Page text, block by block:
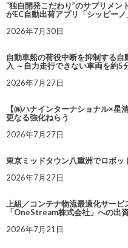
“独自開発こだわり”のサプリメン
がEC自動出荷アプリ「シッピー
2026年7月30日
自動車船の荷役中断を抑制する
入 ～自力走行できない車両を約5
2026年7月27日
【㈱ハナインターナショナル×星
更なる強化ねらう
2026年7月27日
東京ミッドタウン八重洲でロボ
2026年7月27日
上組／コンテナ物流最適化サー
「OneStream株式会社」への出
2026年7月21日